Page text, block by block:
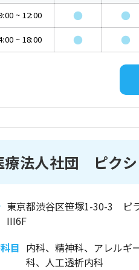
~ 12:00 ● ●
~ 18:00 ● ●
療法人社団 ピク
東京都渋谷区笹塚1-30-3 ピ
III6F
目 内科、精神科、アレルギ
科、人工透析内科